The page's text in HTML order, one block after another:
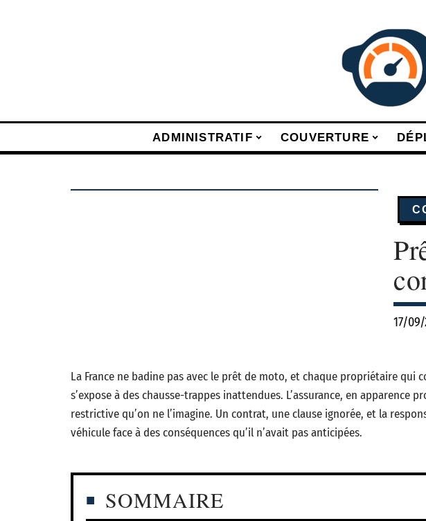
ADMINISTRATIF COUVERTURE
17/
La France ne badine pas avec le prêt de moto, et chaque propriétaire qui
s’expose à des chausse-trappes inattendues. L’assurance, en apparence
restrictive qu’on ne l’imagine. Un contrat, une clause ignorée, et la
véhicule face à des conséquences qu’il n’avait pas anticipées.
SOMMAIRE